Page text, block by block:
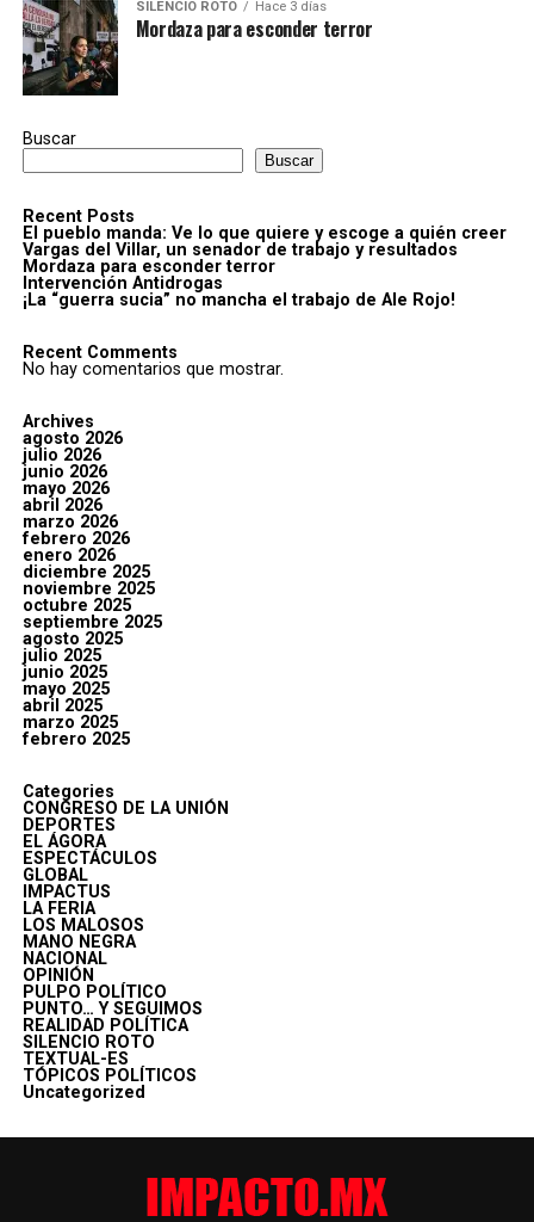
SILENCIO ROTO Hace 3 días
Mordaza para esconder terror
Buscar
Buscar
Recent Posts
El pueblo manda: Ve lo que quiere y escoge a quién creer
Vargas del Villar, un senador de trabajo y resultados
Mordaza para esconder terror
Intervención Antidrogas
¡La “guerra sucia” no mancha el trabajo de Ale Rojo!
Recent Comments
No hay comentarios que mostrar.
Archives
agosto 2026
julio 2026
junio 2026
mayo 2026
abril 2026
marzo 2026
febrero 2026
enero 2026
diciembre 2025
noviembre 2025
octubre 2025
septiembre 2025
agosto 2025
julio 2025
junio 2025
mayo 2025
abril 2025
marzo 2025
febrero 2025
Categories
CONGRESO DE LA UNIÓN
DEPORTES
EL ÁGORA
ESPECTÁCULOS
GLOBAL
IMPACTUS
LA FERIA
LOS MALOSOS
MANO NEGRA
NACIONAL
OPINIÓN
PULPO POLÍTICO
PUNTO… Y SEGUIMOS
REALIDAD POLÍTICA
SILENCIO ROTO
TEXTUAL-ES
TÓPICOS POLÍTICOS
Uncategorized